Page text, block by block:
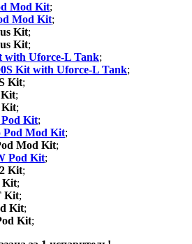
Mod Kit;
Mod Kit;
Kit;
Kit;
with Uforce-L Tank;
Kit with Uforce-L Tank;
Kit;
Kit;
Kit;
Kit;
Pod Mod Kit;
Mod Kit;
Pod Kit;
Kit;
Kit;
Kit;
Kit;
Kit;